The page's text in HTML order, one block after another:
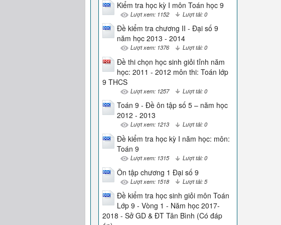
Kiểm tra học kỳ I môn Toán học 9
Lượt xem: 1152 Lượt tải: 0
Đề kiểm tra chương II - Đại số 9
năm học 2013 - 2014
Lượt xem: 1376 Lượt tải: 0
Đề thi chọn học sinh giỏi tỉnh năm
học: 2011 - 2012 môn thi: Toán lớp
9 THCS
Lượt xem: 1257 Lượt tải: 0
Toán 9 - Đề ôn tập số 5 – năm học
2012 - 2013
Lượt xem: 1213 Lượt tải: 0
Đề kiểm tra học kỳ I năm học: môn:
Toán 9
Lượt xem: 1315 Lượt tải: 0
Ôn tập chương 1 Đại số 9
Lượt xem: 1518 Lượt tải: 5
Đề kiểm tra học sinh giỏi môn Toán
Lớp 9 - Vòng 1 - Năm học 2017-
2018 - Sở GD & ĐT Tân Bình (Có đáp